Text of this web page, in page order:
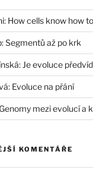
How cells know how
Segmentů až po krk
Je evoluce
Evoluce na přání
mezi evolucí a
KOMENTÁŘE